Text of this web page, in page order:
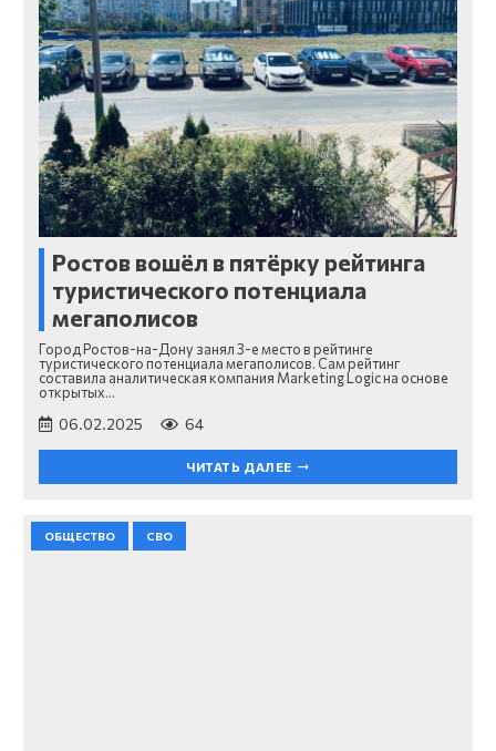
Ростов вошёл в пятёрку рейтинга
туристического потенциала
мегаполисов
Город Ростов-на-Дону занял 3-е место в рейтинге
туристического потенциала мегаполисов. Сам рейтинг
составила аналитическая компания Marketing Logic на основе
открытых…
06.02.2025 64
ЧИТАТЬ ДАЛЕЕ
ОБЩЕСТВО СВО